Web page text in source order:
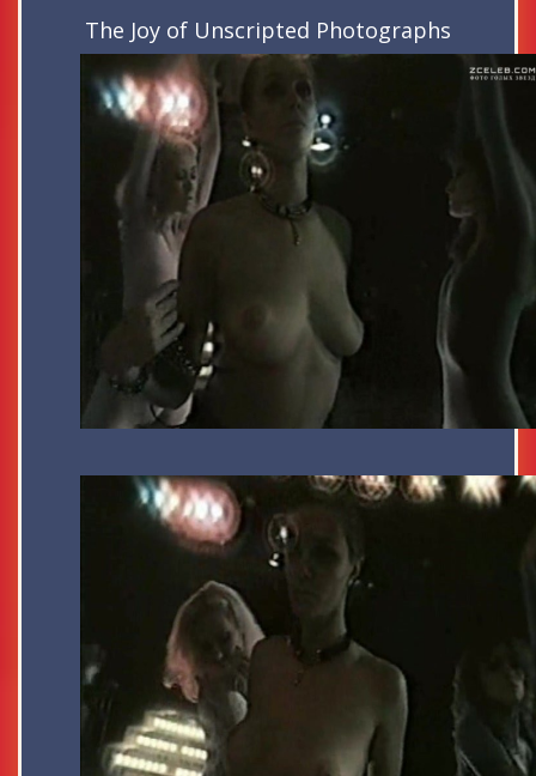
The Joy of Unscripted Photographs